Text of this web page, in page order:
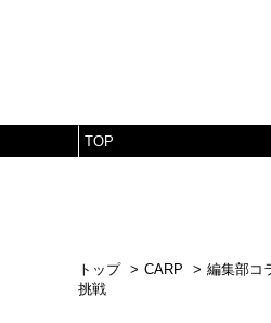
TOP
トップ CARP 編集部コ
挑戦